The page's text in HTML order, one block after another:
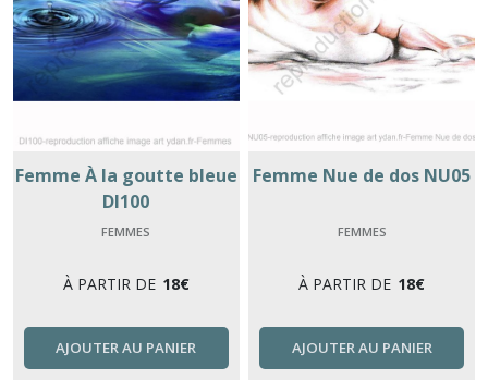
Femme À la goutte bleue
DI100
FEMMES
À PARTIR DE 18€
AJOUTER AU PANIER
Femme Nue de dos NU05
FEMMES
À PARTIR DE 18€
AJOUTER AU PANIER